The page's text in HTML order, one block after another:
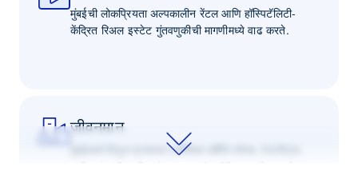
मुंबईची लोकप्रियता अल्पकालीन रेंटल आणि हॉस्पिटॅलिटी-
केंद्रित रिअल इस्टेट गुंतवणुकीची मागणीमध्ये वाढ करते.
जीवनमान
मुंबईमध्ये विपुल प्रमाणात प्रीमियम शॉपिंग मॉल्स, रेस्टॉरंट्स
आणि सांस्कृतिक ठिकाणे असल्यामुळे प्रीमियम लाईफस्टाईल